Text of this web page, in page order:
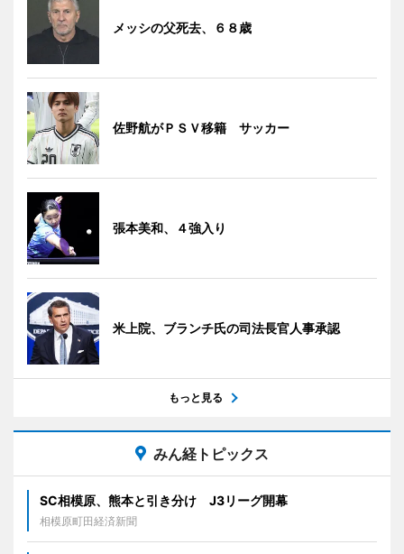
メッシの父死去、６８歳
佐野航がＰＳＶ移籍 サッカー
張本美和、４強入り
米上院、ブランチ氏の司法長官人事承認
もっと見る
みん経トピックス
SC相模原、熊本と引き分け J3リーグ開幕
相模原町田経済新聞